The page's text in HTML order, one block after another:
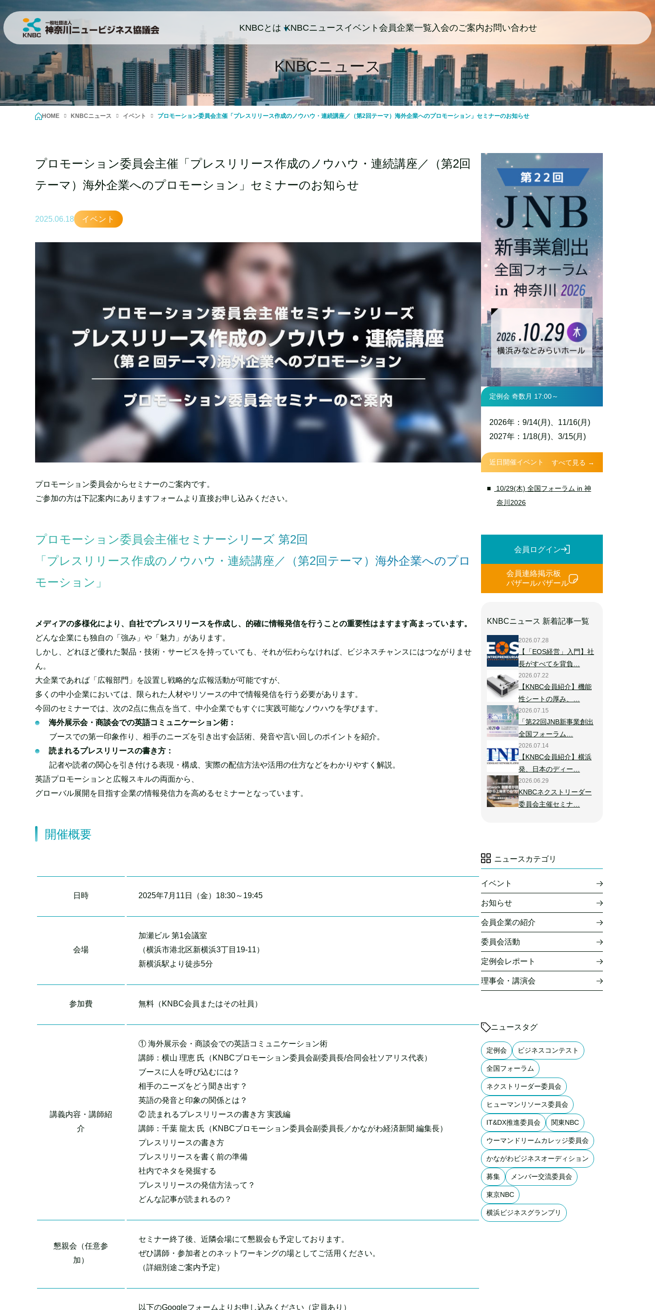
KNBCとは KNBCニュース イベント 会員企業一覧 入会のご案内お問い合わせ
KNBCニュース
HOME KNBCニュース イベント プロモーション委員会主催「プレスリリース作成のノウハウ・連続講座／（第2回テーマ）海外企業へのプロモーション」セミナーのお知らせ
プロモーション委員会主催「プレスリリース作成のノウハウ・連続講座／（第2回
テーマ）海外企業へのプロモーション」セミナーのお知らせ
2025.06.18 イベント
プロモーション委員会からセミナーのご案内です。
ご参加の方は下記案内にありますフォームより直接お申し込みください。
プロモーション委員会主催セミナーシリーズ 第2回
「プレスリリース作成のノウハウ・連続講座／（第2回テーマ）海外企業へのプロ
モーション」
メディアの多様化により、自社でプレスリリースを作成し、的確に情報発信を行うことの重要性はますます高まっています。
どんな企業にも独自の「強み」や「魅力」があります。
しかし、どれほど優れた製品・技術・サービスを持っていても、それが伝わらなければ、ビジネスチャンスにはつながりませ
ん。
大企業であれば「広報部門」を設置し戦略的な広報活動が可能ですが、
多くの中小企業においては、限られた人材やリソースの中で情報発信を行う必要があります。
今回のセミナーでは、次の2点に焦点を当て、中小企業でもすぐに実践可能なノウハウを学びます。
海外展示会・商談会での英語コミュニケーション術：
ブースでの第一印象作り、相手のニーズを引き出す会話術、発音や言い回しのポイントを紹介。
読まれるプレスリリースの書き方：
記者や読者の関心を引き付ける表現・構成、実際の配信方法や活用の仕方などをわかりやすく解説。
英語プロモーションと広報スキルの両面から、
グローバル展開を目指す企業の情報発信力を高めるセミナーとなっています。
開催概要
日時 2025年7月11日（金）18:30～19:45
会場
加瀬ビル 第1会議室
（横浜市港北区新横浜3丁目19-11）
新横浜駅より徒歩5分
参加費 無料（KNBC会員またはその社員）
講義内容・講師紹
介
① 海外展示会・商談会での英語コミュニケーション術
講師：横山 理恵 氏（KNBCプロモーション委員会副委員長/合同会社ソアリス代表）
ブースに人を呼び込むには？
相手のニーズをどう聞き出す？
英語の発音と印象の関係とは？
② 読まれるプレスリリースの書き方 実践編
講師：千葉 龍太 氏（KNBCプロモーション委員会副委員長／かながわ経済新聞 編集長）
プレスリリースの書き方
プレスリリースを書く前の準備
社内でネタを発掘する
プレスリリースの発信方法って？
どんな記事が読まれるの？
懇親会（任意参
加）
セミナー終了後、近隣会場にて懇親会も予定しております。
ぜひ講師・参加者とのネットワーキングの場としてご活用ください。
（詳細別途ご案内予定）
以下のGoogleフォームよりお申し込みください（定員あり）
定例会 奇数月 17:00～
2026年：9/14(月)、11/16(月)
2027年：1/18(月)、3/15(月)
近日開催イベント すべて見る →
10/29(木) 全国フォーラム in 神
奈川2026
会員ログイン
会員連絡掲示板
バザールバザール
KNBCニュース 新着記事一覧
2026.07.28
【「EOS経営」入門】社
長がすべてを背負…
2026.07.22
【KNBC会員紹介】機能
性シートの厚み、…
2026.07.15
「第22回JNB新事業創出
全国フォーラム…
2026.07.14
【KNBC会員紹介】横浜
発、日本のディー…
2026.06.29
KNBCネクストリーダー
委員会主催セミナ…
ニュースカテゴリ
イベント
お知らせ
会員企業の紹介
委員会活動
定例会レポート
理事会・講演会
ニュースタグ
定例会 ビジネスコンテスト
全国フォーラム
ネクストリーダー委員会
ヒューマンリソース委員会
IT&DX推進委員会 関東NBC
ウーマンドリームカレッジ委員会
かながわビジネスオーディション
募集 メンバー交流委員会
東京NBC
横浜ビジネスグランプリ